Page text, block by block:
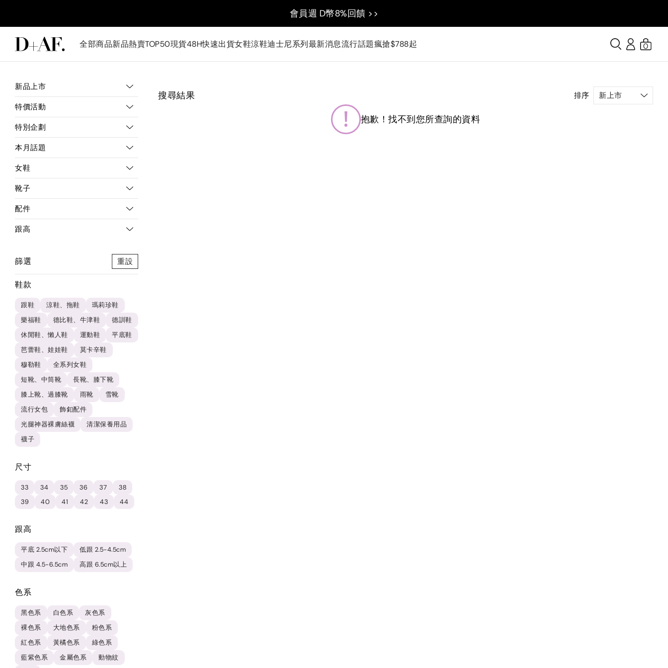
會員週 D幣8%回饋 >>
全部商品新品熱賣TOP50現貨48H快速出貨女鞋涼鞋迪士尼系列最新消息流行話題瘋搶$788起 0
新品上市
特價活動
特別企劃
本月話題
女鞋
靴子
配件
跟高
篩選 重設
鞋款
跟鞋 涼鞋、拖鞋
瑪莉珍鞋
樂福鞋
德比鞋、牛津鞋
德訓鞋
休閒鞋、懶人鞋
運動鞋
平底鞋
芭蕾鞋、娃娃鞋
莫卡辛鞋
穆勒鞋
全系列女鞋
短靴、中筒靴
長靴、膝下靴
膝上靴、過膝靴
雨靴
雪靴
流行女包
飾釦配件
光腿神器裸膚絲襪
清潔保養用品
襪子
尺寸
33 34 35 36 37
38
39
40 41 42 43 44
跟高
平底 2.5cm以下
低跟 2.5-4.5cm
中跟 4.5-6.5cm
高跟 6.5cm以上
色系
黑色系 白色系
灰色系
裸色系
大地色系
粉色系
紅色系
黃橘色系
綠色系
藍紫色系
金屬色系 動物紋
搜尋結果 排序
抱歉！找不到您所查詢的資料